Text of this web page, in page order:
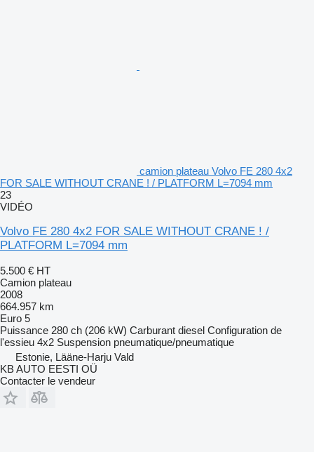
camion plateau Volvo FE 280 4x2
FOR SALE WITHOUT CRANE ! / PLATFORM L=7094 mm
23
VIDÉO
Volvo FE 280 4x2 FOR SALE WITHOUT CRANE ! /
PLATFORM L=7094 mm
5.500 € HT
Camion plateau
2008
664.957 km
Euro 5
Puissance 280 ch (206 kW) Carburant diesel Configuration de
l'essieu 4x2 Suspension pneumatique/pneumatique
Estonie, Lääne-Harju Vald
KB AUTO EESTI OÜ
Contacter le vendeur